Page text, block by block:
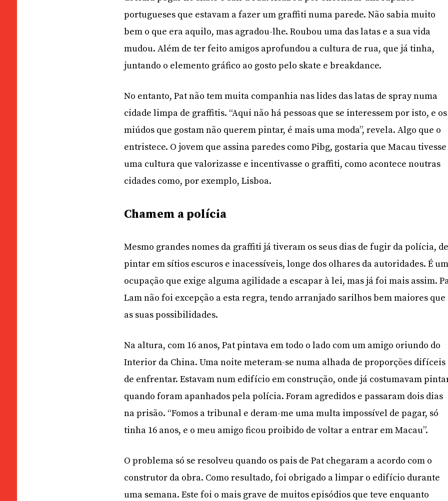
portugueses que estavam a fazer um graffiti numa parede. Não sabia muito
bem o que era aquilo, mas agradou-lhe. Roubou uma das latas e a sua vida
mudou. Além de ter feito amigos aprofundou a cultura de rua, que já tinha,
juntando o elemento gráfico ao gosto pelo skate e breakdance.
No entanto, Pat não tem muita companhia nas lides das latas de spray numa
cidade limpa de graffitis. “Aqui não há pessoas que se interessem por isto, e os
miúdos que gostam não querem pintar, é mais uma moda”, revela. Algo que o
entristece. O jovem que assina paredes como Pibg, gostaria que Macau tivesse
uma cultura que valorizasse e incentivasse o graffiti, como acontece noutras
cidades como, por exemplo, Lisboa.
Chamem a polícia
Mesmo grandes nomes da graffiti já tiveram os seus dias de fugir da polícia,
pintar em sítios escuros e inacessíveis, longe dos olhares da autoridades. É
ocupação que exige alguma agilidade a escapar à lei, mas já foi mais assim.
Lam não foi excepção a esta regra, tendo arranjado sarilhos bem maiores que
as suas possibilidades.
Na altura, com 16 anos, Pat pintava em todo o lado com um amigo oriundo do
Interior da China. Uma noite meteram-se numa alhada de proporções difíceis
de enfrentar. Estavam num edifício em construção, onde já costumavam
quando foram apanhados pela polícia. Foram agredidos e passaram dois dias
na prisão. “Fomos a tribunal e deram-me uma multa impossível de pagar, só
tinha 16 anos, e o meu amigo ficou proibido de voltar a entrar em Macau”.
O problema só se resolveu quando os pais de Pat chegaram a acordo com o
construtor da obra. Como resultado, foi obrigado a limpar o edifício durante
uma semana. Este foi o mais grave de muitos episódios que teve enquanto